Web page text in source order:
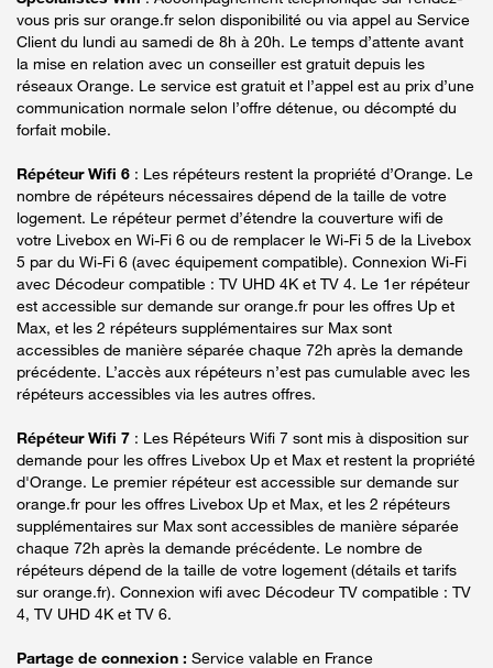
vous pris sur orange.fr selon disponibilité ou via appel au Service
Client du lundi au samedi de 8h à 20h. Le temps d’attente avant
la mise en relation avec un conseiller est gratuit depuis les
réseaux Orange. Le service est gratuit et l’appel est au prix d’une
communication normale selon l’offre détenue, ou décompté du
forfait mobile.
Répéteur Wifi 6 : Les répéteurs restent la propriété d’Orange. Le
nombre de répéteurs nécessaires dépend de la taille de votre
logement. Le répéteur permet d’étendre la couverture wifi de
votre Livebox en Wi-Fi 6 ou de remplacer le Wi-Fi 5 de la Livebox
5 par du Wi-Fi 6 (avec équipement compatible). Connexion Wi-Fi
avec Décodeur compatible : TV UHD 4K et TV 4. Le 1er répéteur
est accessible sur demande sur orange.fr pour les offres Up et
Max, et les 2 répéteurs supplémentaires sur Max sont
accessibles de manière séparée chaque 72h après la demande
précédente. L’accès aux répéteurs n’est pas cumulable avec les
répéteurs accessibles via les autres offres.
Répéteur Wifi 7 : Les Répéteurs Wifi 7 sont mis à disposition sur
demande pour les offres Livebox Up et Max et restent la propriété
d'Orange. Le premier répéteur est accessible sur demande sur
orange.fr pour les offres Livebox Up et Max, et les 2 répéteurs
supplémentaires sur Max sont accessibles de manière séparée
chaque 72h après la demande précédente. Le nombre de
répéteurs dépend de la taille de votre logement (détails et tarifs
sur orange.fr). Connexion wifi avec Décodeur TV compatible : TV
4, TV UHD 4K et TV 6.
Partage de connexion : Service valable en France